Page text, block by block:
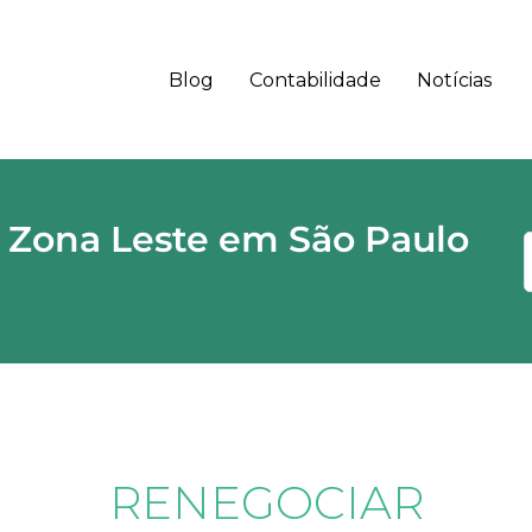
Blog Contabilidade Notícias
Leste em São Paulo
RENEGOCIAR